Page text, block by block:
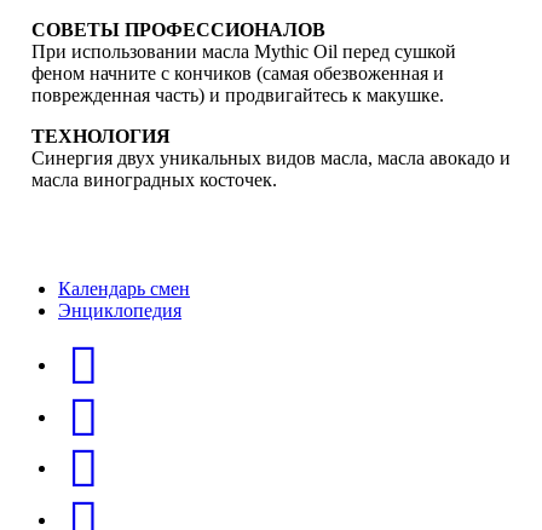
СОВЕТЫ ПРОФЕССИОНАЛОВ
При использовании масла Mythic Oil перед сушкой
феном начните с кончиков (самая обезвоженная и
поврежденная часть) и продвигайтесь к макушке.
ТЕХНОЛОГИЯ
Синергия двух уникальных видов масла, масла авокадо и
масла виноградных косточек.
Календарь смен
Энциклопедия